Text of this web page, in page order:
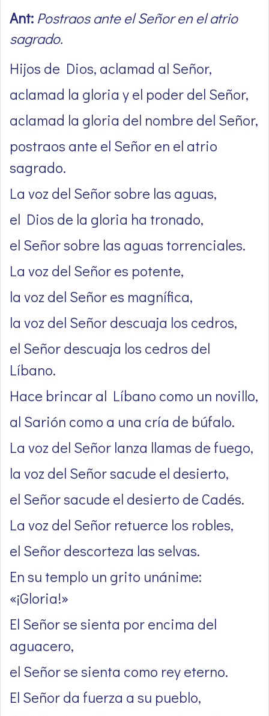
Ant: Postraos ante el Señor en el atrio
sagrado.
Hijos de Dios, aclamad al Señor,
aclamad la gloria y el poder del Señor,
aclamad la gloria del nombre del Señor,
postraos ante el Señor en el atrio
sagrado.
La voz del Señor sobre las aguas,
el Dios de la gloria ha tronado,
el Señor sobre las aguas torrenciales.
La voz del Señor es potente,
la voz del Señor es magnífica,
la voz del Señor descuaja los cedros,
el Señor descuaja los cedros del
Líbano.
Hace brincar al Líbano como un novillo,
al Sarión como a una cría de búfalo.
La voz del Señor lanza llamas de fuego,
la voz del Señor sacude el desierto,
el Señor sacude el desierto de Cadés.
La voz del Señor retuerce los robles,
el Señor descorteza las selvas.
En su templo un grito unánime:
«¡Gloria!»
El Señor se sienta por encima del
aguacero,
el Señor se sienta como rey eterno.
El Señor da fuerza a su pueblo,